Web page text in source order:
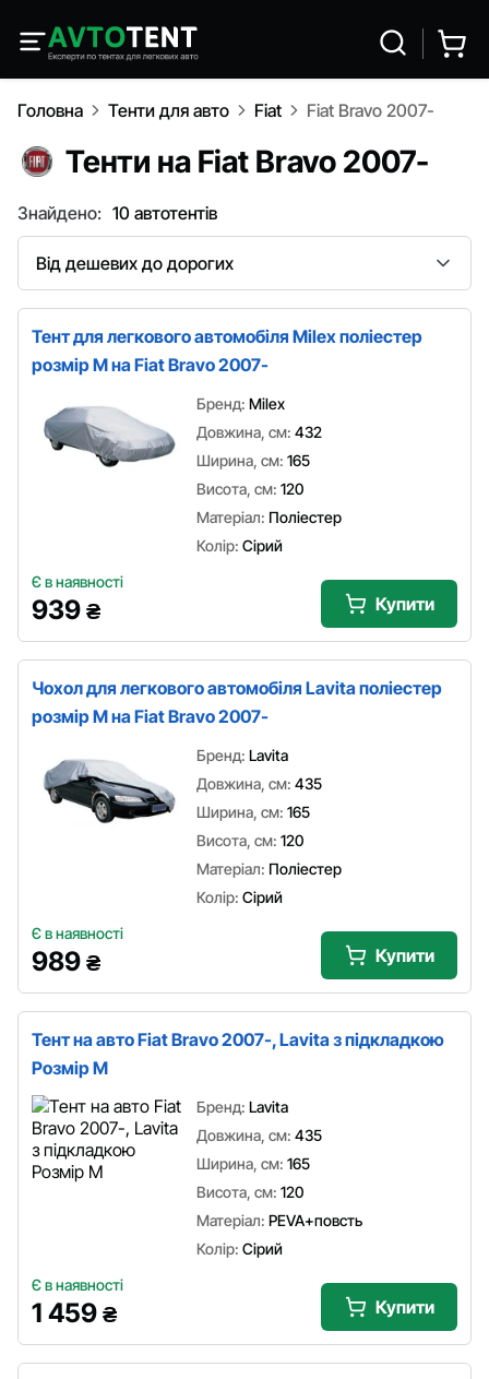
Головна Тенти для авто Fiat Fiat Bravo 2007-
Тенти на Fiat Bravo 2007-
Знайдено: 10 автотентів
Сортування
Тент для легкового автомобіля Milex поліестер
розмір M на Fiat Bravo 2007-
Бренд: Milex
Довжина, см: 432
Ширина, см: 165
Висота, см: 120
Матеріал: Поліестер
Колір: Сірий
Є в наявності
939 ₴ Купити
Чохол для легкового автомобіля Lavita поліестер
розмір M на Fiat Bravo 2007-
Бренд: Lavita
Довжина, см: 435
Ширина, см: 165
Висота, см: 120
Матеріал: Поліестер
Колір: Сірий
Є в наявності
989 ₴ Купити
Тент на авто Fiat Bravo 2007-, Lavita з підкладкою
Розмір M
Бренд: Lavita
Довжина, см: 435
Ширина, см: 165
Висота, см: 120
Матеріал: PEVA+повсть
Колір: Сірий
Є в наявності
1 459 ₴ Купити